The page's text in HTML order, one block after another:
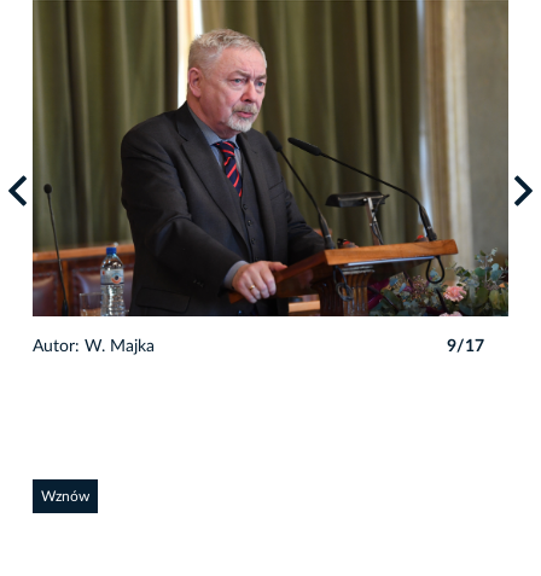
Autor: W. Majka 9/17
Wznów